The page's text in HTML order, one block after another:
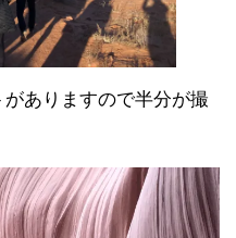
ありますので半分が撮